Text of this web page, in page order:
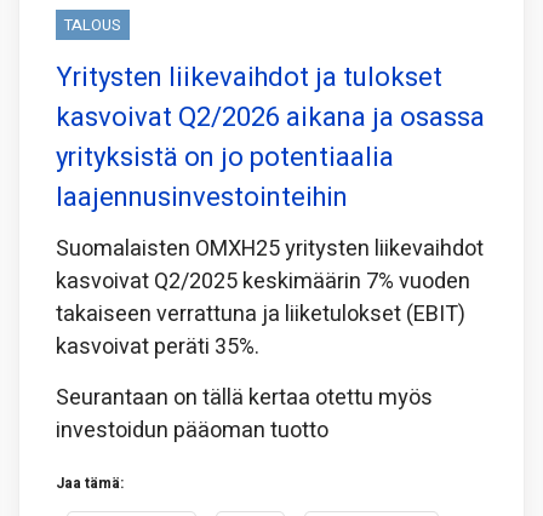
TALOUS
Yritysten liikevaihdot ja tulokset
kasvoivat Q2/2026 aikana ja osassa
yrityksistä on jo potentiaalia
laajennusinvestointeihin
Suomalaisten OMXH25 yritysten liikevaihdot
kasvoivat Q2/2025 keskimäärin 7% vuoden
takaiseen verrattuna ja liiketulokset (EBIT)
kasvoivat peräti 35%.
Seurantaan on tällä kertaa otettu myös
investoidun pääoman tuotto
Jaa tämä: